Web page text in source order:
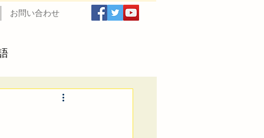
お問い合わせ
インと日経LissN